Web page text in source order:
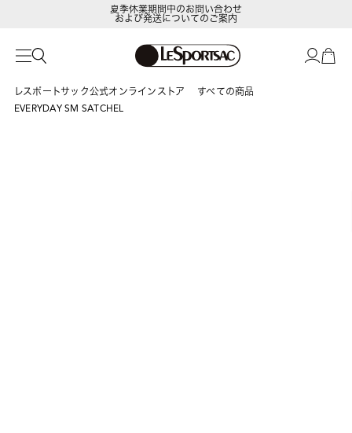
LeSportsac Member's Club
および発送についてのご案内
レスポートサック公式オンラインストア
すべての商品
EVERYDAY SM SATCHEL